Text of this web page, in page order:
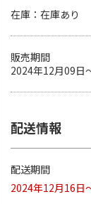
ペット線香 虹のか
なた フルーティフ
ローラルの香り
590円
(送料別・税込)
在庫：在庫あり
販売期間
2024年12月09日
配送情報
配送期間
2024年12月16日